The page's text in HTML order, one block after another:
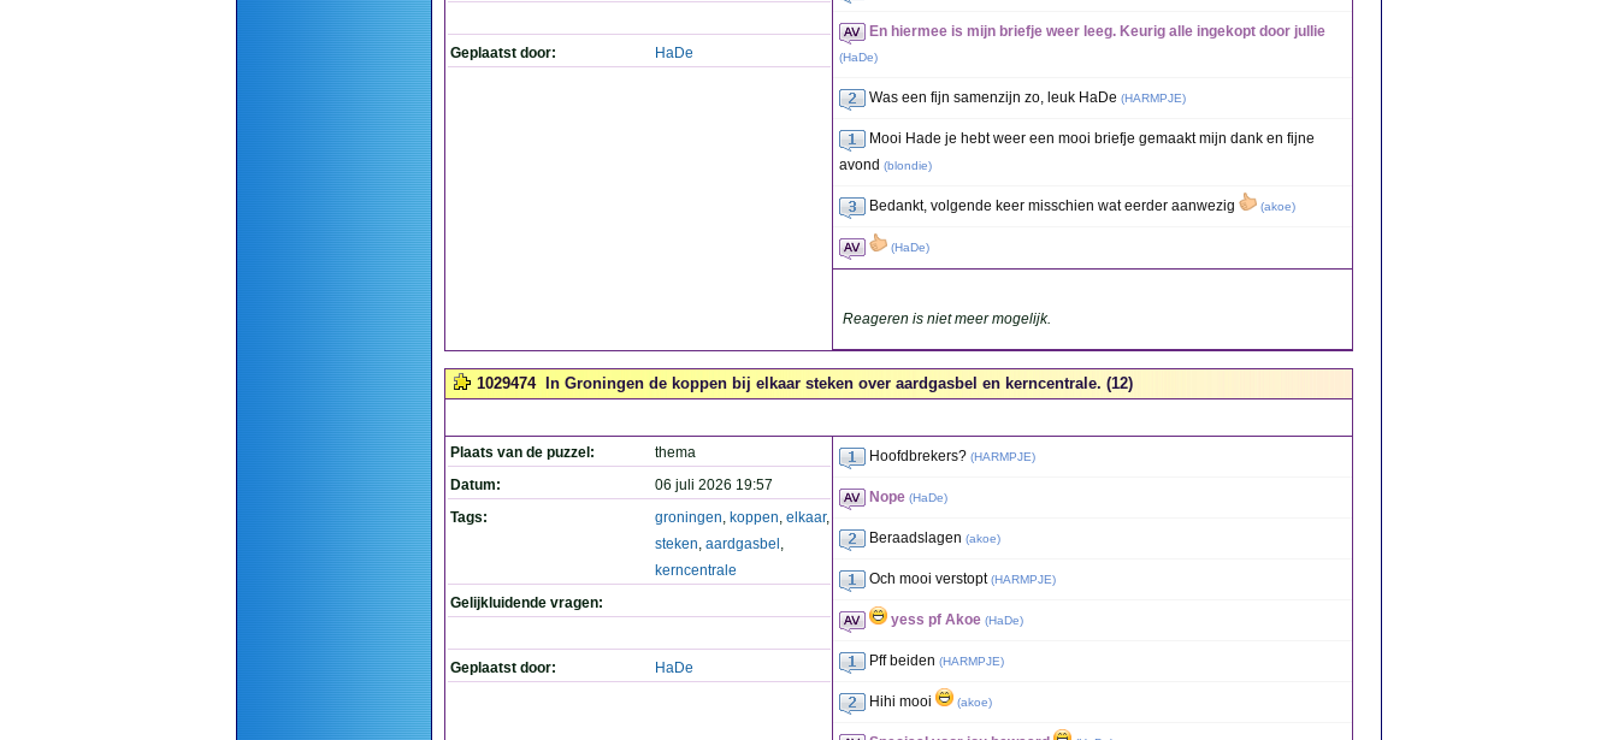
Geplaatst door: HaDe
En hiermee is mijn briefje weer leeg. Keurig alle ingekopt door jullie
(HaDe)
Was een fijn samenzijn zo, leuk HaDe (HARMPJE)
Mooi Hade je hebt weer een mooi briefje gemaakt mijn dank en fijne
avond (blondie)
Bedankt, volgende keer misschien wat eerder aanwezig (akoe)
(HaDe)
Reageren is niet meer mogelijk.
1029474 In Groningen de koppen bij elkaar steken over aardgasbel en kerncentrale. (12)
Plaats van de puzzel:
thema
Datum:
06 juli 2026 19:57
Tags:
groningen, koppen, elkaar,
steken, aardgasbel ,
kerncentrale
Gelijkluidende vragen:
Geplaatst door: HaDe
Hoofdbrekers? (HARMPJE)
Nope (HaDe)
Beraadslagen (akoe)
Och mooi verstopt (HARMPJE)
yess pf Akoe (HaDe)
Pff beiden (HARMPJE)
Hihi mooi (akoe)